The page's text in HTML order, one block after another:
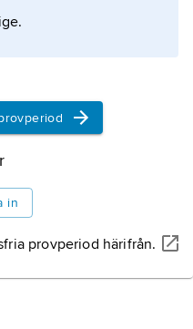
in
provperiod härifrån.